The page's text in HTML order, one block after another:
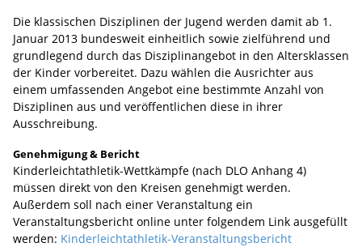
Die klassischen Disziplinen der Jugend werden damit ab 1.
Januar 2013 bundesweit einheitlich sowie zielführend und
grundlegend durch das Disziplinangebot in den Altersklassen
der Kinder vorbereitet. Dazu wählen die Ausrichter aus
einem umfassenden Angebot eine bestimmte Anzahl von
Disziplinen aus und veröffentlichen diese in ihrer
Ausschreibung.
Genehmigung & Bericht
Kinderleichtathletik-Wettkämpfe (nach DLO Anhang 4)
müssen direkt von den Kreisen genehmigt werden.
Außerdem soll nach einer Veranstaltung ein
Veranstaltungsbericht online unter folgendem Link ausgefüllt
werden: Kinderleichtathletik-Veranstaltungsbericht